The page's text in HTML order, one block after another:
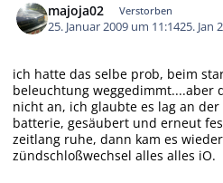
majoja02 Verstorben
25. Januar 2009 um 11:1425. Jan
ich hatte das selbe prob, beim
beleuchtung weggedimmt....aber
nicht an, ich glaubte es lag an
batterie, gesäubert und erneut
zeitlang ruhe, dann kam es
zündschloßwechsel alles alles iO.